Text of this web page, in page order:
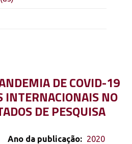
DE COVID-19
INTERNACIONAIS NO
DE PESQUISA
Ano da publicação: 2020